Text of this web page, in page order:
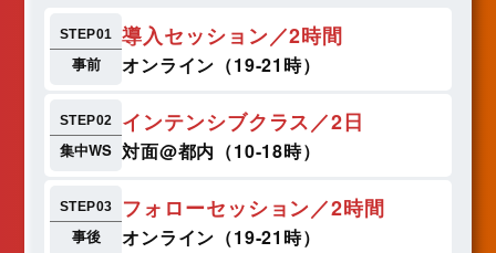
STEP01
事前
導入セッション／2時間
オンライン（19-21時）
STEP02
集中WS
インテンシブクラス／2日
対面@都内（10-18時）
STEP03
事後
フォローセッション／2時間
オンライン（19-21時）